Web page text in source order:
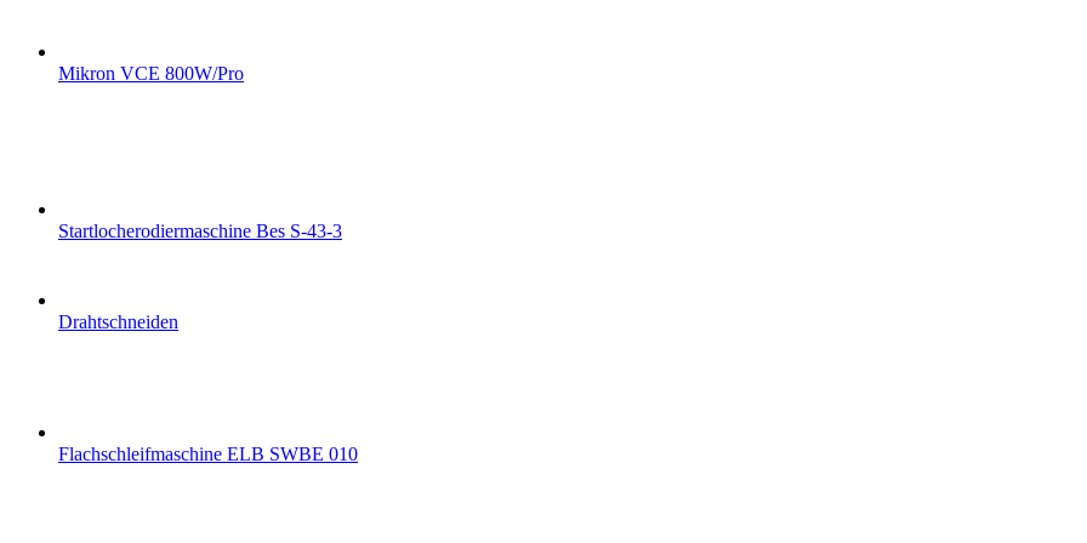
Mikron VCE 800W/Pro
Startlocherodiermaschine Bes S-43-3
Drahtschneiden
Flachschleifmaschine ELB SWBE 010